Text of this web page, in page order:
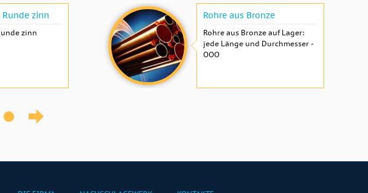
Runde zinn
zinn
Rohre aus Bronze
Rohre aus Bronze auf Lager:
jede Länge und Durchmesser -
OOO